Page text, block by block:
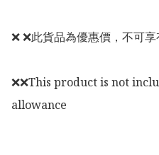
❌ ❌此貨品為優惠價，不可
❌❌This product is not
allowance